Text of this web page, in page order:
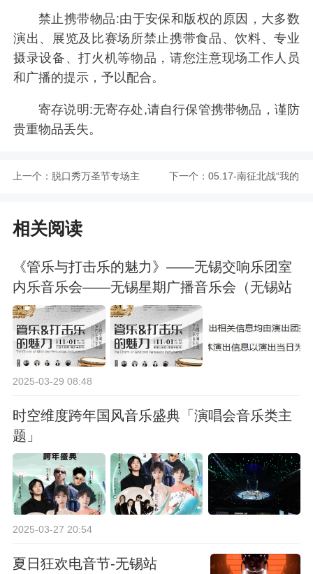
禁止携带物品:由于安保和版权的原因，大多数
演出、展览及比赛场所禁止携带食品、饮料、专业
摄录设备、打火机等物品，请您注意现场工作人员
和广播的提示，予以配合。
寄存说明:无寄存处,请自行保管携带物品，谨防
贵重物品丢失。
上一个： 脱口秀万圣节专场主
×三阳广场T12购物中
心店
下一个： 05.17-南征北战“我的
相关阅读
《管乐与打击乐的魅力》——无锡交响乐团室
内乐音乐会——无锡星期广播音乐会（无锡站
合作）
2025-03-29 08:48
时空维度跨年国风音乐盛典「演唱会音乐类主
题」
2025-03-27 20:54
夏日狂欢电音节-无锡站